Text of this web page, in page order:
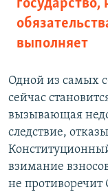
государство,
выполняет
Одной из самых
сейчас
вызывающая
следствие,
взимание
не